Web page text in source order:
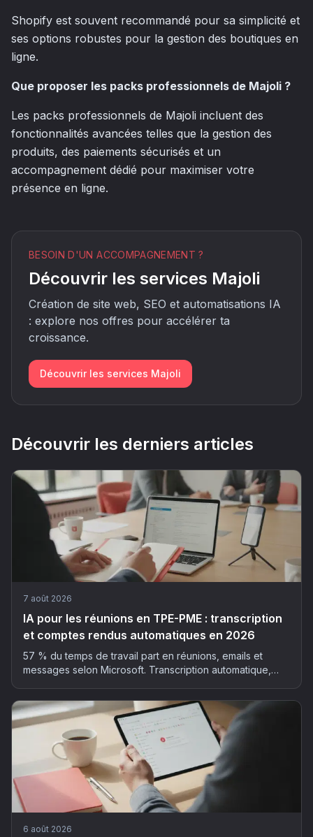
Shopify est souvent recommandé pour sa simplicité et
ses options robustes pour la gestion des boutiques en
ligne.
Que proposer les packs professionnels de Majoli ?
Les packs professionnels de Majoli incluent des
fonctionnalités avancées telles que la gestion des
produits, des paiements sécurisés et un
accompagnement dédié pour maximiser votre
présence en ligne.
BESOIN D'UN ACCOMPAGNEMENT ?
Découvrir les services Majoli
Création de site web, SEO et automatisations IA
: explore nos offres pour accélérer ta
croissance.
Découvrir les services Majoli
Découvrir les derniers articles
7 août 2026
IA pour les réunions en TPE-PME : transcription
et comptes rendus automatiques en 2026
57 % du temps de travail part en réunions, emails et
messages selon Microsoft. Transcription automatique,
outils pour déployer l'IA dans vos réunions, sans faux pas
RGPD.
6 août 2026